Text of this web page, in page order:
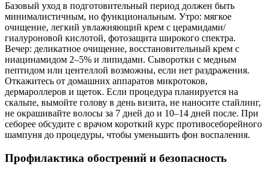
Базовый уход в подготовительный период должен быть
минималистичным, но функциональным. Утро: мягкое
очищение, легкий увлажняющий крем с церамидами/
гиалуроновой кислотой, фотозащита широкого спектра.
Вечер: деликатное очищение, восстановительный крем с
ниацинамидом 2–5% и липидами. Сыворотки с медным
пептидом или центеллой возможны, если нет раздражения.
Откажитесь от домашних аппаратов микротоков,
дермароллеров и щеток. Если процедура планируется на
скальпе, вымойте голову в день визита, не наносите стайлинг,
не окрашивайте волосы за 7 дней до и 10–14 дней после. При
себорее обсудите с врачом короткий курс противосеборейного
шампуня до процедуры, чтобы уменьшить фон воспаления.
Профилактика обострений и безопасность